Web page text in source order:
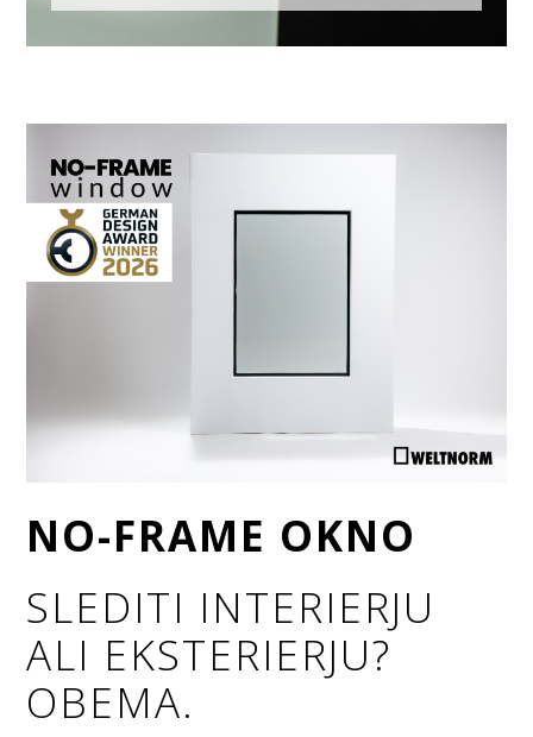
NO-FRAME OKNO
SLEDITI INTERIERJU
ALI EKSTERIERJU?
OBEMA.